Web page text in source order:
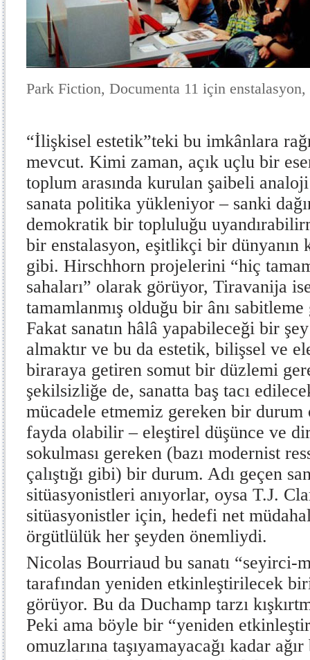
Park Fiction, Documenta 11 için enstalasyon,
“İlişkisel estetik”teki bu imkânlara
mevcut. Kimi zaman, açık uçlu bir
toplum arasında kurulan şaibeli
sanata politika yükleniyor – sanki
demokratik bir topluluğu
bir enstalasyon, eşitlikçi bir dünyanın
gibi. Hirschhorn projelerini “hiç
sahaları” olarak görüyor, Tiravanija
tamamlanmış olduğu bir ânı
Fakat sanatın hâlâ yapabileceği bir
almaktır ve bu da estetik, bilişsel ve
biraraya getiren somut bir düzlemi
şekilsizliğe de, sanatta baş tacı
mücadele etmemiz gereken bir durum
fayda olabilir – eleştirel düşünce ve
sokulması gereken (bazı modernist
çalıştığı gibi) bir durum. Adı geçen
sitüasyonistleri anıyorlar, oysa T.J.
sitüasyonistler için, hedefi net
örgütlülük her şeyden önemliydi.
Nicolas Bourriaud bu sanatı “seyirci-
tarafından yeniden etkinleştirilecek
görüyor. Bu da Duchamp tarzı
Peki ama böyle bir “yeniden
omuzlarına taşıyamayacağı kadar